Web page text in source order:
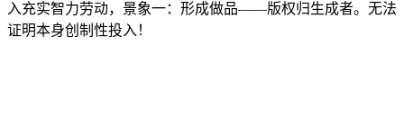
入充实智力劳动，景象一：形成做品——版权归生成者。无法
证明本身创制性投入！